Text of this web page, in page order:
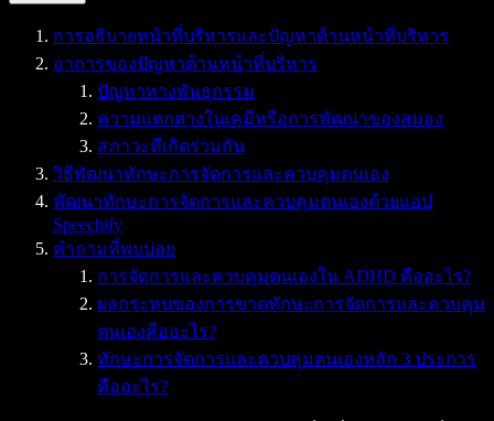
การอธิบายหน้าที่บริหารและปัญหาด้านหน้าที่บริหาร
อาการของปัญหาด้านหน้าที่บริหาร
ปัญหาทางพันธุกรรม
ความแตกต่างในเคมีหรือการพัฒนาของสมอง
สภาวะที่เกิดร่วมกัน
วิธีพัฒนาทักษะการจัดการและควบคุมตนเอง
พัฒนาทักษะการจัดการและควบคุมตนเองด้วยแอป
Speechify
คำถามที่พบบ่อย
การจัดการและควบคุมตนเองใน ADHD คืออะไร?
ผลกระทบของการขาดทักษะการจัดการและควบคุม
ตนเองคืออะไร?
ทักษะการจัดการและควบคุมตนเองหลัก 3 ประการ
คืออะไร?